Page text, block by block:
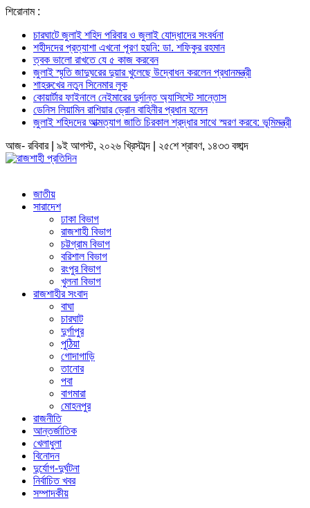
শিরোনাম :
চারঘাটে জুলাই শহিদ পরিবার ও জুলাই যোদ্ধাদের সংবর্ধনা
শহীদদের প্রত্যাশা এখনো পূরণ হয়নি: ডা. শফিকুর রহমান
ত্বক ভালো রাখতে যে ৫ কাজ করবেন
জুলাই স্মৃতি জাদুঘরের দুয়ার খুলেছে উদ্বোধন করলেন প্রধানমন্ত্রী
শাহরুখের নতুন সিনেমার লুক
কোয়ার্টার ফাইনালে নেইমারের দুর্দান্ত অ্যাসিস্টে সান্তোস
ডেনিস লিয়ামিন রাশিয়ার ড্রোন বাহিনীর প্রধান হলেন
জুলাই শহিদদের আত্মত্যাগ জাতি চিরকাল শ্রদ্ধার সাথে স্মরণ করবে: ভূমিমন্ত্রী
আজ- রবিবার | ৯ই আগস্ট, ২০২৬ খ্রিস্টাব্দ | ২৫শে শ্রাবণ, ১৪৩৩ বঙ্গাব্দ
জাতীয়
সারাদেশ
ঢাকা বিভাগ
রাজশাহী বিভাগ
চট্টগ্রাম বিভাগ
বরিশাল বিভাগ
রংপুর বিভাগ
খুলনা বিভাগ
রাজশাহীর সংবাদ
বাঘা
চারঘাট
দুর্গাপুর
পুঠিয়া
গোদাগাড়ি
তানোর
পবা
বাগমারা
মোহনপুর
রাজনীতি
আন্তর্জাতিক
খেলাধুলা
বিনোদন
দুর্যোগ-দুর্ঘটনা
নির্বাচিত খবর
সম্পাদকীয়